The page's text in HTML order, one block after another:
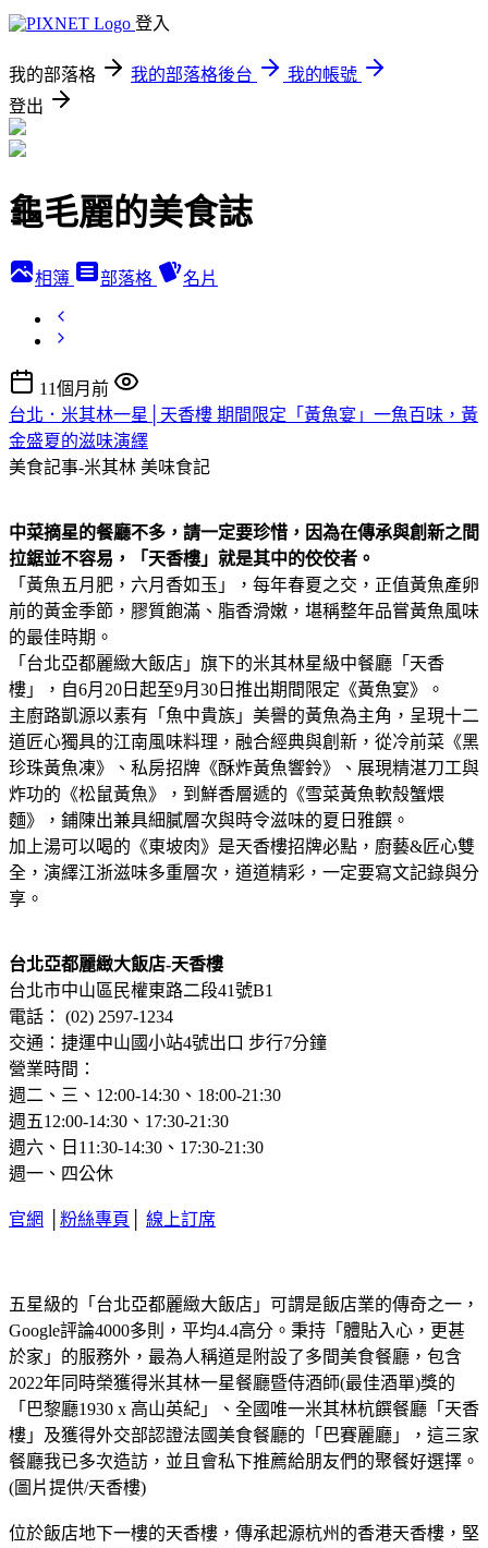
登入
我的部落格 我的部落格後台
我的帳號
登出
龜毛麗的美食誌
相簿 部落格 名片
11個月前
台北．米其林一星│天香樓 期間限定「黃魚宴」一魚百味，黃
金盛夏的滋味演繹
美食記事-米其林 美味食記
中菜摘星的餐廳不多，請一定要珍惜，因為在傳承與創新之間
拉鋸並不容易，「天香樓」就是其中的佼佼者。
「黃魚五月肥，六月香如玉」，每年春夏之交，正值黃魚產卵
前的黃金季節，膠質飽滿、脂香滑嫩，堪稱整年品嘗黃魚風味
的最佳時期。
「台北亞都麗緻大飯店」旗下的米其林星級中餐廳「天香
樓」，自6月20日起至9月30日推出期間限定《黃魚宴》。
主廚路凱源以素有「魚中貴族」美譽的黃魚為主角，呈現十二
道匠心獨具的江南風味料理，融合經典與創新，從冷前菜《黑
珍珠黃魚凍》、私房招牌《酥炸黃魚響鈴》、展現精湛刀工與
炸功的《松鼠黃魚》，到鮮香層遞的《雪菜黃魚軟殼蟹煨
麵》，鋪陳出兼具細膩層次與時令滋味的夏日雅饌。
加上湯可以喝的《東坡肉》是天香樓招牌必點，廚藝&匠心雙
全，演繹江浙滋味多重層次，道道精彩，一定要寫文記錄與分
享。
台北亞都麗緻大飯店-天香樓
台北市中山區民權東路二段41號B1
電話： (02) 2597-1234
交通：捷運中山國小站4號出口 步行7分鐘
營業時間：
週二、三、12:00-14:30、18:00-21:30
週五12:00-14:30、17:30-21:30
週六、日11:30-14:30、17:30-21:30
週一、四公休
官網 粉絲專頁 線上訂席
五星級的「台北亞都麗緻大飯店」可謂是飯店業的傳奇之一，
Google評論4000多則，平均4.4高分。秉持「體貼入心，更甚
於家」的服務外，最為人稱道是附設了多間美食餐廳，包含
2022年同時榮獲得米其林一星餐廳暨侍酒師(最佳酒單)獎的
「巴黎廳1930 x 高山英紀」、全國唯一米其林杭饌餐廳「天香
樓」及獲得外交部認證法國美食餐廳的「巴賽麗廳」，這三家
餐廳我已多次造訪，並且會私下推薦給朋友們的聚餐好選擇。
(圖片提供/天香樓)
位於飯店地下一樓的天香樓，傳承起源杭州的香港天香樓，堅